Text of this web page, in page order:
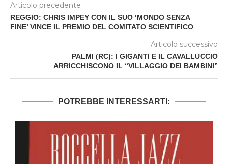
Articolo precedente
REGGIO: CHRIS IMPEY CON IL SUO ‘MONDO SENZA
FINE’ VINCE IL PREMIO DEL COMITATO SCIENTIFICO
Articolo successivo
PALMI (RC): I GIGANTI E IL CAVALLUCCIO
ARRICCHISCONO IL “VILLAGGIO DEI BAMBINI”
POTREBBE INTERESSARTI: